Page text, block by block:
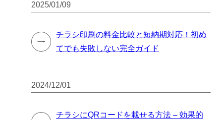
2025/01/09
チラシ印刷の料金比較と短納期対応！初め
てでも失敗しない完全ガイド
2024/12/01
チラシにQRコードを載せる方法 – 効果的